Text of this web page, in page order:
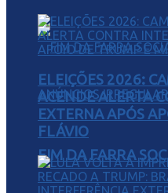
FIM DA FARRA
ELEIÇÕES 2026:
ACENDE ALERTA
EXTERNA APÓS
FLÁVIO